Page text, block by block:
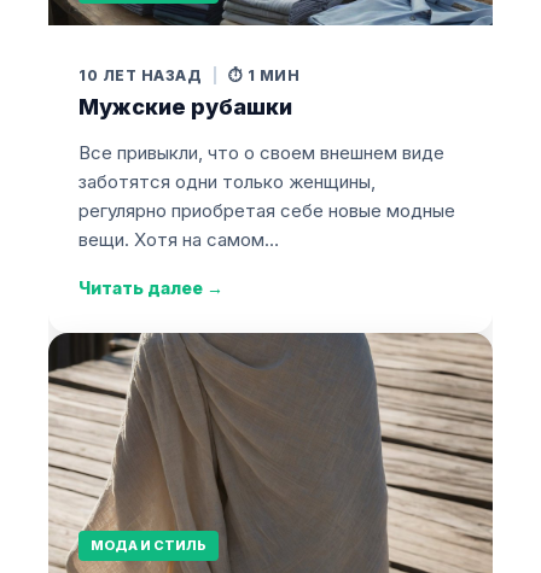
10 ЛЕТ НАЗАД ⏱️ 1 МИН
Мужские рубашки
Все привыкли, что о своем внешнем виде
заботятся одни только женщины,
регулярно приобретая себе новые модные
вещи. Хотя на самом…
Читать далее →
МОДА И СТИЛЬ